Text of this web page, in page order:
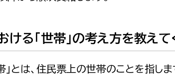
る「世帯」の考え方を教えて
」とは、住民票上の世帯のことを指しま